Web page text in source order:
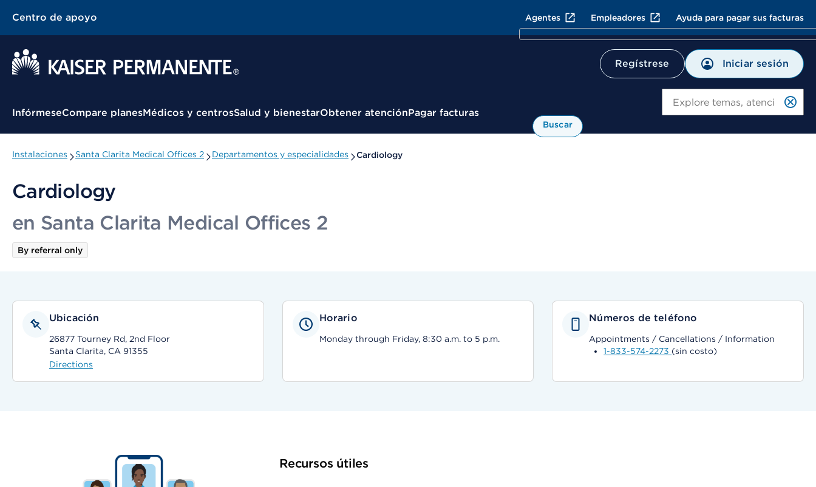
Centro de apoyo Agentes Empleadores Ayuda para pagar sus facturas
Regístrese Iniciar sesión
Menú contextual
InfórmeseCompare planesMédicos y centrosSalud y bienestarObtener atenciónPagar facturas
Buscar
Instalaciones Santa Clarita Medical Offices 2 Departamentos y especialidades Cardiology
Cardiology
en Santa Clarita Medical Offices 2
By referral only
Ubicación
26877 Tourney Rd, 2nd Floor
Santa Clarita, CA 91355
Directions
Horario
Monday through Friday, 8:30 a.m. to 5 p.m.
Números de teléfono
Appointments / Cancellations / Information
1-833-574-2273 (sin costo)
Recursos útiles